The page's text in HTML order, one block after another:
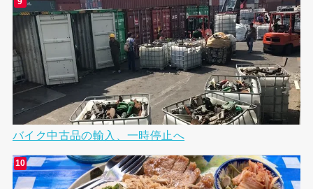
バイク中古品の輸入、一時停止へ